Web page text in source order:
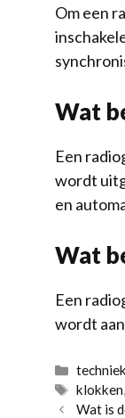
Om een
Wat
Een
wordt
en
Wat
Een
wordt
techniek
Tags
klokken
Wat is